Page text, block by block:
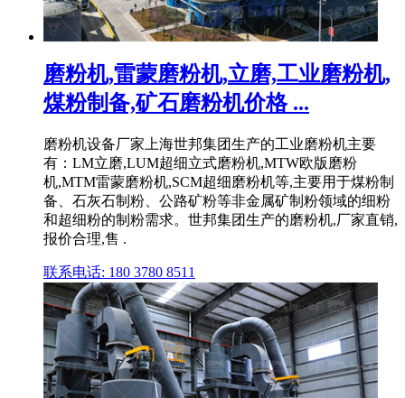
磨粉机,雷蒙磨粉机,立磨,工业磨粉机,
煤粉制备,矿石磨粉机价格 ...
磨粉机设备厂家上海世邦集团生产的工业磨粉机主要
有：LM立磨,LUM超细立式磨粉机,MTW欧版磨粉
机,MTM雷蒙磨粉机,SCM超细磨粉机等,主要用于煤粉制
备、石灰石制粉、公路矿粉等非金属矿制粉领域的细粉
和超细粉的制粉需求。世邦集团生产的磨粉机,厂家直销,
报价合理,售 .
联系电话: 180 3780 8511